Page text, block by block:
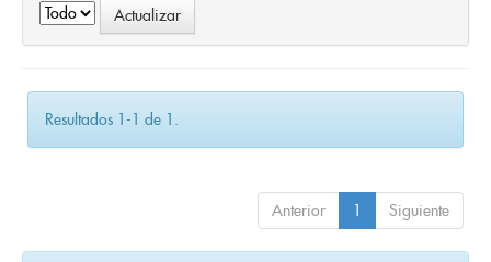
Resultados 1-1 de 1.
Anterior 1 Siguiente